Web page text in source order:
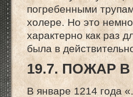
погребенными
холере. Но это
характерно как раз
была в
19.7. ПОЖАР В
В январе 1214 года